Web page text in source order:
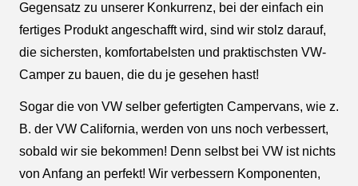
Gegensatz zu unserer Konkurrenz, bei der einfach ein
fertiges Produkt angeschafft wird, sind wir stolz darauf,
die sichersten, komfortabelsten und praktischsten VW-
Camper zu bauen, die du je gesehen hast!
Sogar die von VW selber gefertigten Campervans, wie z.
B. der VW California, werden von uns noch verbessert,
sobald wir sie bekommen! Denn selbst bei VW ist nichts
von Anfang an perfekt! Wir verbessern Komponenten,